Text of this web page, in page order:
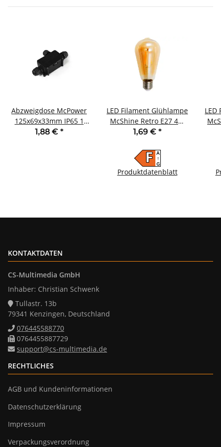
Abzweigdose McPower
125x69x33mm IP65 1
Ein- und 2 Ausgänge
1,88 € *
LED Filament Glühlampe
McShine Retro E27 4W
420lm warmweiß
1,69 € *
F A
↑
G
Produktdatenblatt
KONTAKTDATEN
CS-Multimedia GmbH
Inhaber: Christian Schwenk
Tullastr. 13b
79341 Kenzingen, Deutschland
076445588770
0764455887729
support@cs-multimedia.de
RECHTLICHES
AGB und Kundeninformationen
Datenschutzerklärung
Impressum
Verpackungsverordnung